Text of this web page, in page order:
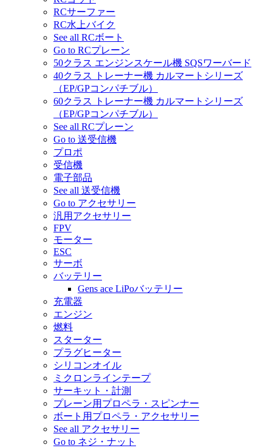
RCサーファー
RC水上バイク
See all RCボート
Go to RCプレーン
50クラス エンジンスケール機 SQSワーバード
40クラス トレーナー機 カルマートシリーズ
（EP/GPコンパチブル）
60クラス トレーナー機 カルマートシリーズ
（EP/GPコンパチブル）
See all RCプレーン
Go to 送受信機
プロポ
受信機
電子部品
See all 送受信機
Go to アクセサリー
汎用アクセサリー
FPV
モーター
ESC
サーボ
バッテリー
Gens ace LiPoバッテリー
充電器
エンジン
燃料
スターター
プラグヒーター
シリコンオイル
ミクロンラインテープ
サーキット・計測
プレーン用プロペラ・スピンナー
ボート用プロペラ・アクセサリー
See all アクセサリー
Go to ネジ・ナット